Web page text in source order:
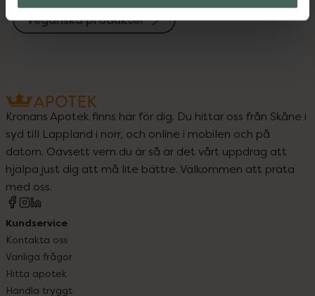
Veganska produkter
Kronans Apotek finns här för dig. Du hittar oss från Skåne i
syd till Lappland i norr, och online i mobilen och på
datorn. Oavsett vem du är så är det vårt uppdrag att
hjälpa just dig att må lite bättre. Välkommen att prata
med oss.
Kundservice
Kontakta oss
Vanliga frågor
Hitta apotek
Handla tryggt